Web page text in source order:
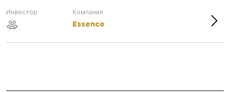
Компания
Essence
Инвестор